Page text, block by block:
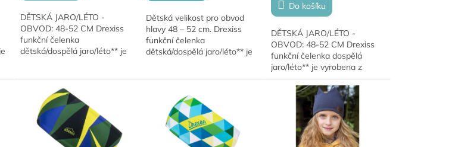
DĚTSKÁ JARO/LÉTO -
OBVOD: 48-52 CM Drexiss
funkční čelenka
dětská/dospělá jaro/léto** je
Dětská velikost pro obvod
hlavy 48 – 52 cm. Drexiss
funkční čelenka
dětská/dospělá jaro/léto** je
Do košíku
DĚTSKÁ JARO/LÉTO -
OBVOD: 48-52 CM Drexiss
funkční čelenka dospělá
jaro/léto** je vyrobena z
lehkého funkčního úpletu,
který skvěle odvádí pot.
Perfektní volba pro běžce,...